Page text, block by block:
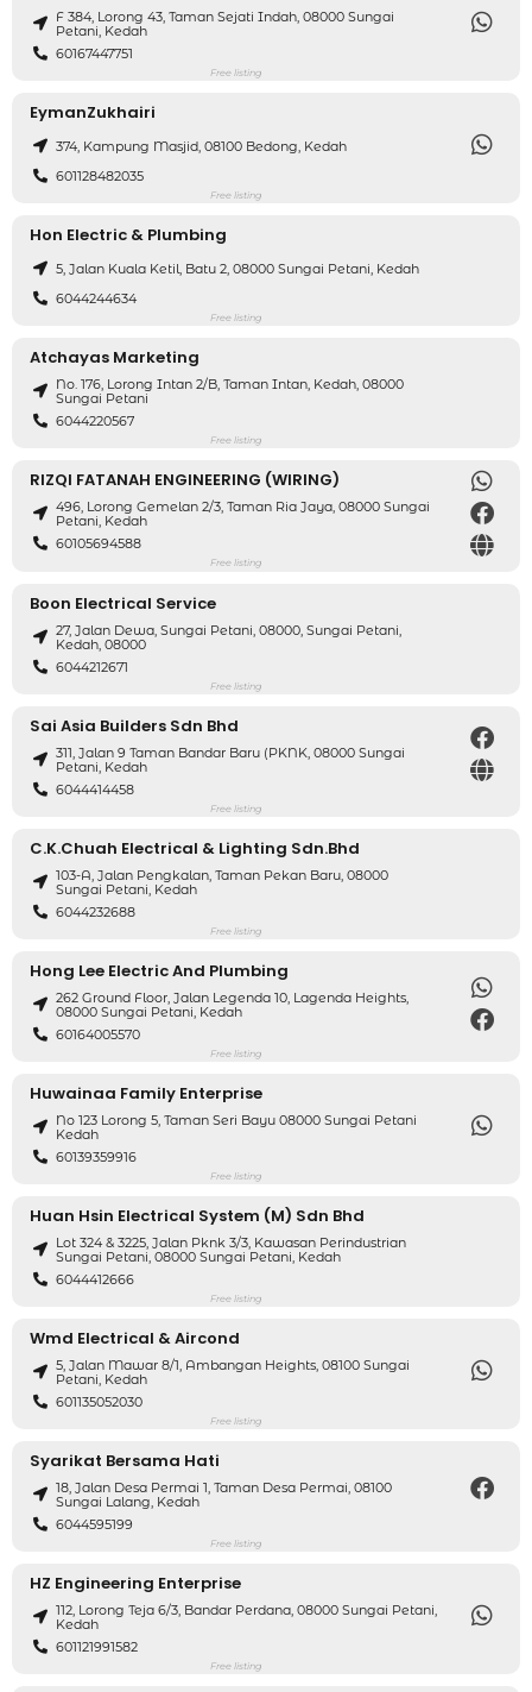
F 384, Lorong 43, Taman Sejati Indah, 08000 Sungai
Petani, Kedah
60167447751
Free listing
EymanZukhairi
374, Kampung Masjid, 08100 Bedong, Kedah
601128482035
Free listing
Hon Electric & Plumbing
5, Jalan Kuala Ketil, Batu 2, 08000 Sungai Petani, Kedah
6044244634
Free listing
Atchayas Marketing
No. 176, Lorong Intan 2/B, Taman Intan, Kedah, 08000
Sungai Petani
6044220567
Free listing
RIZQI FATANAH ENGINEERING (WIRING)
496, Lorong Gemelan 2/3, Taman Ria Jaya, 08000 Sungai
Petani, Kedah
60105694588
Free listing
Boon Electrical Service
27, Jalan Dewa, Sungai Petani, 08000, Sungai Petani,
Kedah, 08000
6044212671
Free listing
Sai Asia Builders Sdn Bhd
311, Jalan 9 Taman Bandar Baru (PKNK, 08000 Sungai
Petani, Kedah
6044414458
Free listing
C.K.Chuah Electrical & Lighting Sdn.Bhd
103-A, Jalan Pengkalan, Taman Pekan Baru, 08000
Sungai Petani, Kedah
6044232688
Free listing
Hong Lee Electric And Plumbing
262 Ground Floor, Jalan Legenda 10, Lagenda Heights,
08000 Sungai Petani, Kedah
60164005570
Free listing
Huwainaa Family Enterprise
No 123 Lorong 5, Taman Seri Bayu 08000 Sungai Petani
Kedah
60139359916
Free listing
Huan Hsin Electrical System (M) Sdn Bhd
Lot 324 & 3225, Jalan Pknk 3/3, Kawasan Perindustrian
Sungai Petani, 08000 Sungai Petani, Kedah
6044412666
Free listing
Wmd Electrical & Aircond
5, Jalan Mawar 8/1, Ambangan Heights, 08100 Sungai
Petani, Kedah
601135052030
Free listing
Syarikat Bersama Hati
18, Jalan Desa Permai 1, Taman Desa Permai, 08100
Sungai Lalang, Kedah
6044595199
Free listing
HZ Engineering Enterprise
112, Lorong Teja 6/3, Bandar Perdana, 08000 Sungai Petani,
Kedah
601121991582
Free listing